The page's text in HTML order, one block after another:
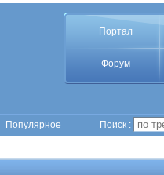
Портал
Форум
Популярное Поиск :